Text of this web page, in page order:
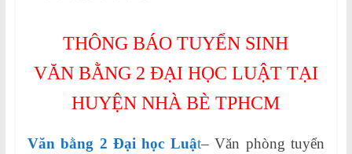
THÔNG BÁO TUYỂN SINH
VĂN BẰNG 2 ĐẠI HỌC LUẬT TẠI
HUYỆN NHÀ BÈ TPHCM
Văn bằng 2 Đại học Luật– Văn phòng tuyển